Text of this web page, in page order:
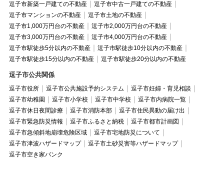
逗子市新築一戸建ての不動産
逗子市中古一戸建ての不動産
逗子市マンションの不動産
逗子市土地の不動産
逗子市1,000万円台の不動産
逗子市2,000万円台の不動産
逗子市3,000万円台の不動産
逗子市4,000万円台の不動産
逗子市駅徒歩5分以内の不動産
逗子市駅徒歩10分以内の不動産
逗子市駅徒歩15分以内の不動産
逗子市駅徒歩20分以内の不動産
逗子市公共関係
逗子市役所 逗子市公共施設予約システム
逗子市妊婦・育児相談
逗子市幼稚園
逗子市小学校 逗子市中学校
逗子市内病院一覧
逗子市休日夜間診療
逗子市消防本部
逗子市住民異動の届け出
逗子市緊急防災情報
逗子市ふるさと納税
逗子市都市計画図
逗子市急傾斜地崩壊危険区域
逗子市宅地防災について
逗子市津波ハザードマップ
逗子市土砂災害等ハザードマップ
逗子市空き家バンク